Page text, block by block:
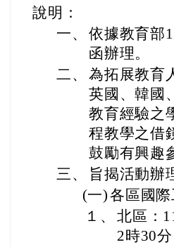
說明：
一、 依據教育部
函辦理。
二、 為拓展教育
英國、韓國
教育經驗之
程教學之借
鼓勵有興趣
三、
旨揭活動辦
(一)各區國際
１、 北區：
2時30